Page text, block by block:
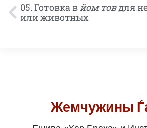
05. Готовка в йом товдля
или животных
Жемчужины